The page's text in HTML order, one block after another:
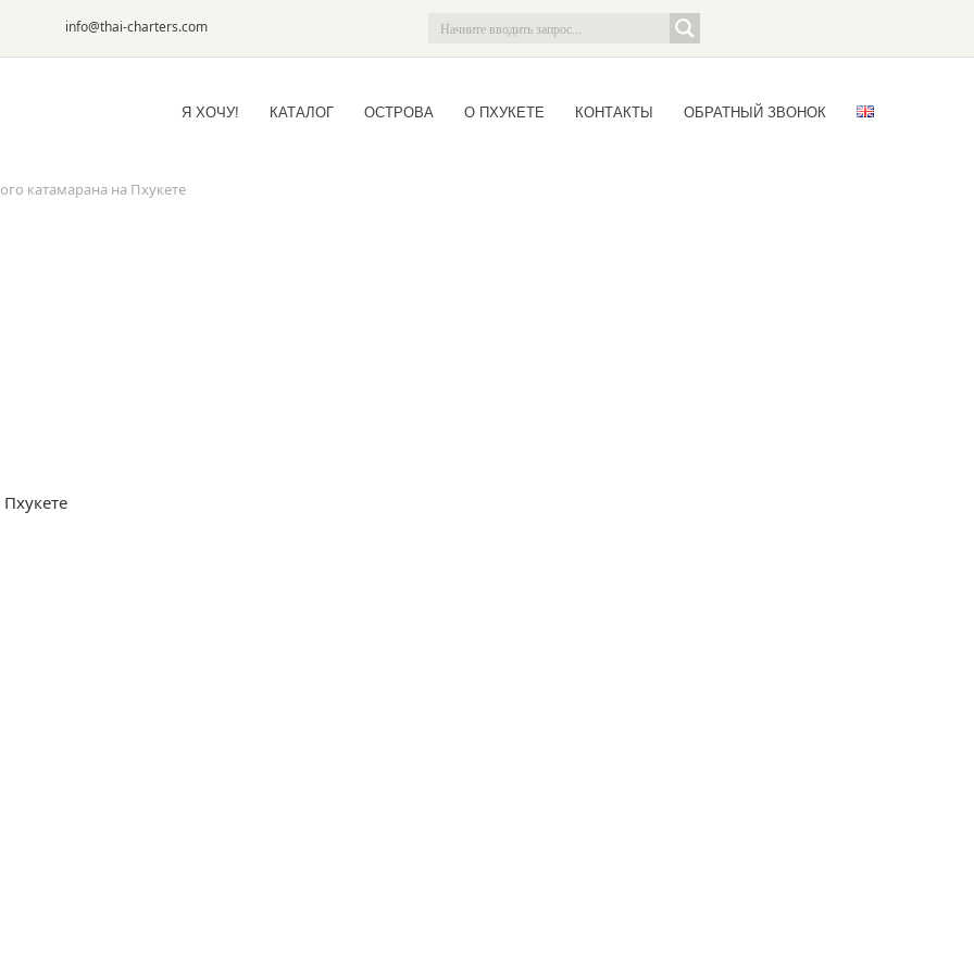
info@thai-charters.com
Я ХОЧУ! КАТАЛОГ ОСТРОВА О ПХУКЕТЕ КОНТАКТЫ ОБРАТНЫЙ ЗВОНОК
катамарана на Пхукете